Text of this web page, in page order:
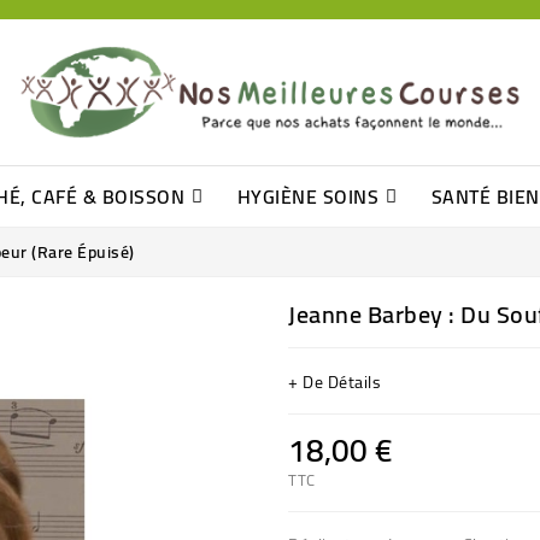
CAFÉ & BOISSON HYGIÈNE SOINS SANTÉ
(rare Épuisé)
Jeanne Barbey : Du
+ De Détails
18,00 €
TTC